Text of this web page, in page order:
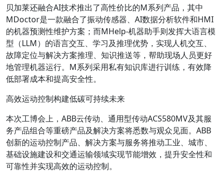
贝加莱还融合AI技术推出了高性价比的M系列产品，其中
MDoctor是一款融合了振动传感器、AI数据分析软件和HMI
的机器预测性维护方案；而MHelp-机器助手则发挥大语言模
型（LLM）的语言交互、学习及推理优势，实现人机交互、
故障定位与解决方案推理、知识推送等，帮助现场人员更好
地管理机器运行。M系列采用私有知识库进行训练，有效降
低部署成本和提高安全性。
高效运动控制构建低碳可持续未来
本次工博会上，ABB云传动、通用型传动ACS580MV及其服
务产品组合等重磅产品及解决方案将悉数与观众见面。ABB
创新的运动控制产品、解决方案与服务将推动工业、城市、
基础设施建设和交通运输领域实现节能增效，提升安全性和
可靠性并实现高效的运动控制。